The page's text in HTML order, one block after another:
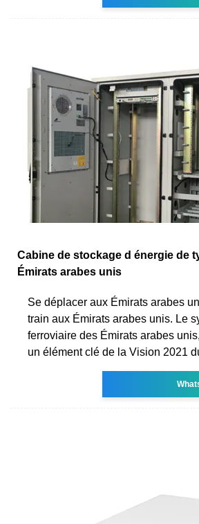
Cabine de stockage d énergie de
Émirats arabes unis
Se déplacer aux Émirats arabes
train aux Émirats arabes unis. Le
ferroviaire des Émirats arabes
un élément clé de la Vision 2021